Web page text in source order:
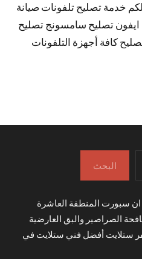
تعليقات
خدمة تصليح تلفونات صيانة
ايفون تصليح سامسونج تصليح
كافة أجهزة التلفونات
البحث
الصراصير والبق العارضية
ستلايت أفضل فني ستلايت في